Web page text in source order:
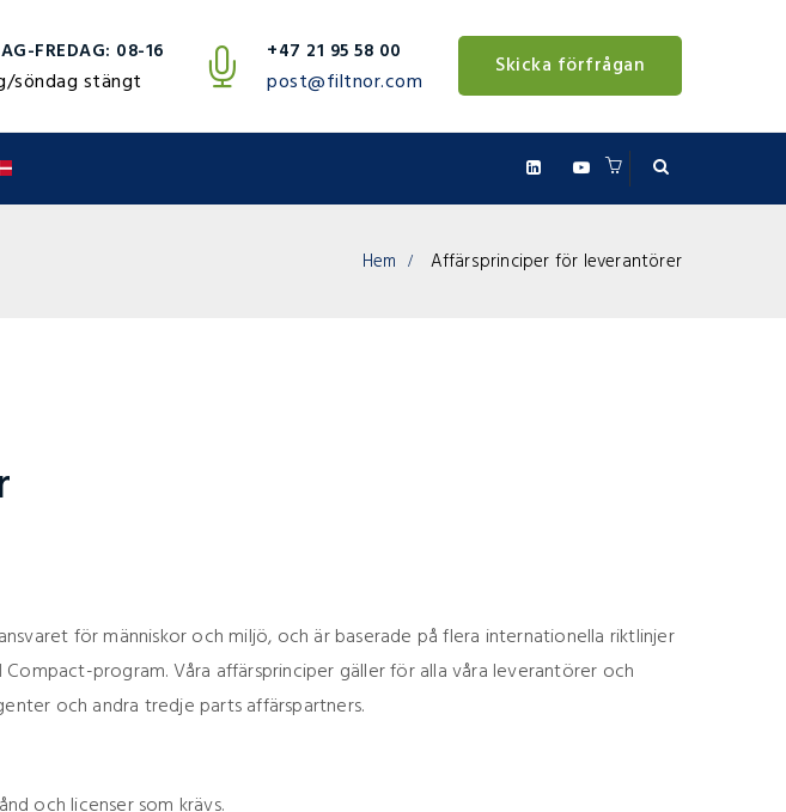
FREDAG: 08-16
söndag stängt
+47 21 95 58 00
post@filtnor.com
Skicka förfrågan
Hem Affärsprinciper för leverantörer
för människor och miljö, och är baserade på flera internationella riktlinjer
program. Våra affärsprinciper gäller för alla våra leverantörer och
och andra tredje parts affärspartners.